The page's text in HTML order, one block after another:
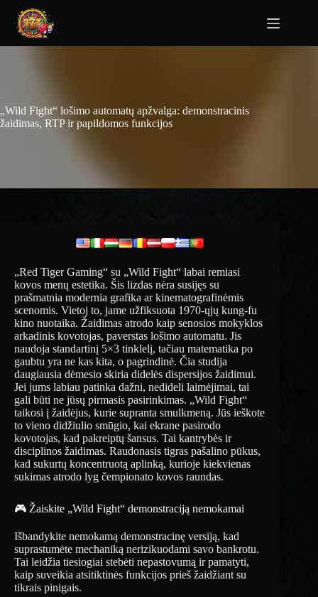
„Wild Fight“ lošimo automatų apžvalga: demonstracinis
žaidimas, RTP ir papildomos funkcijos
„Red Tiger Gaming“ su „Wild Fight“ labai remiasi
kovos menų estetika. Šis lizdas nėra susijęs su
prašmatnia modernia grafika ar kinematografinėmis
scenomis. Vietoj to, jame užfiksuota 1970-ųjų kung-fu
kino nuotaika. Žaidimas atrodo kaip senosios mokyklos
arkadinis kovotojas, paverstas lošimo automatu. Jis
naudoja standartinį 5×3 tinklelį, tačiau matematika po
gaubtu yra ne kas kita, o pagrindinė. Čia studija
daugiausia dėmesio skiria didelės dispersijos žaidimui.
Jei jums labiau patinka dažni, nedideli laimėjimai, tai
gali būti ne jūsų pirmasis pasirinkimas. „Wild Fight“
taikosi į žaidėjus, kurie supranta smulkmeną. Jūs ieškote
to vieno didžiulio smūgio, kai ekrane pasirodo
kovotojas, kad pakreiptų šansus. Tai kantrybės ir
disciplinos žaidimas. Raudonasis tigras pašalino pūkus,
kad sukurtų koncentruotą aplinką, kurioje kiekvienas
sukimas atrodo lyg čempionato kovos raundas.
🎮 Žaiskite „Wild Fight“ demonstraciją nemokamai
Išbandykite nemokamą demonstracinę versiją, kad
suprastumėte mechaniką nerizikuodami savo bankrotu.
Tai leidžia tiesiogiai stebėti nepastovumą ir pamatyti,
kaip suveikia atsitiktinės funkcijos prieš žaidžiant su
tikrais pinigais.